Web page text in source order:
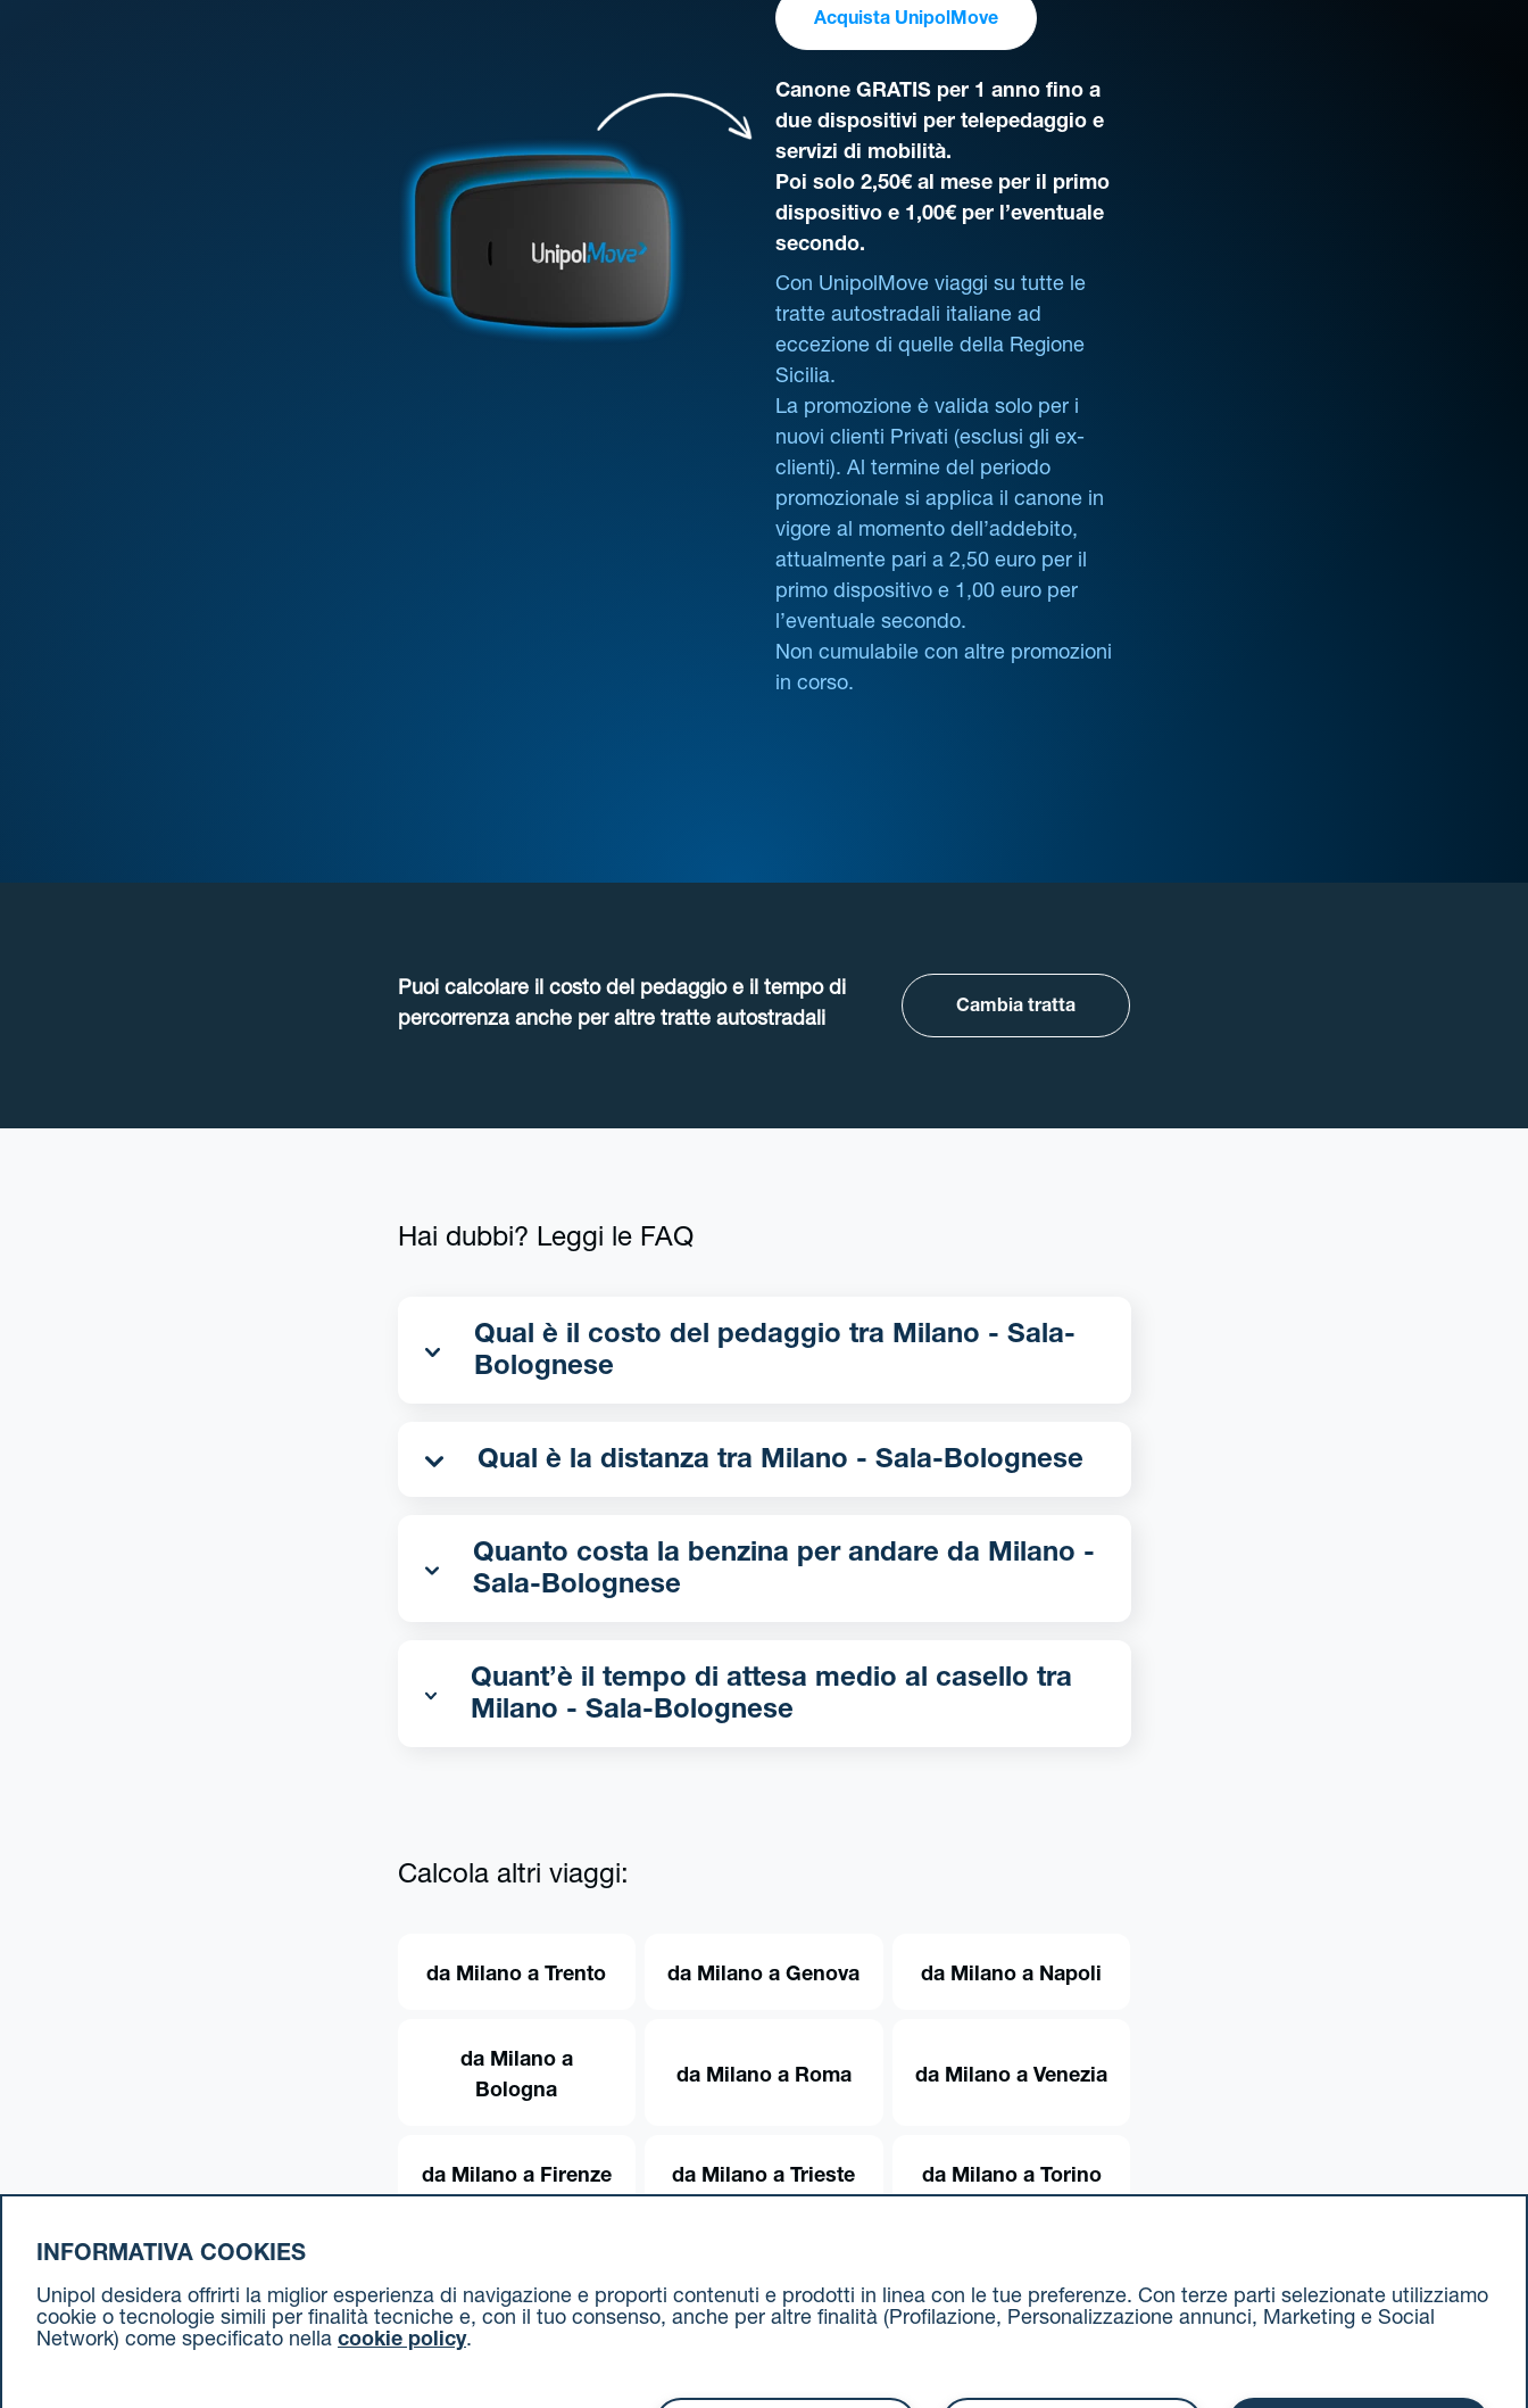
Acquista UnipolMove
Canone GRATIS per 1 anno fino a
due dispositivi per telepedaggio e
servizi di mobilità.
Poi solo 2,50€ al mese per il primo
dispositivo e 1,00€ per l’eventuale
secondo.
Con UnipolMove viaggi su tutte le
tratte autostradali italiane ad
eccezione di quelle della Regione
Sicilia.
La promozione è valida solo per i
nuovi clienti Privati (esclusi gli ex-
clienti). Al termine del periodo
promozionale si applica il canone in
vigore al momento dell’addebito,
attualmente pari a 2,50 euro per il
primo dispositivo e 1,00 euro per
l’eventuale secondo.
Non cumulabile con altre promozioni
in corso.
Puoi calcolare il costo del pedaggio e il tempo di
percorrenza anche per altre tratte autostradali
Cambia tratta
Hai dubbi? Leggi le FAQ
Qual è il costo del pedaggio tra Milano - Sala-
Bolognese
Qual è la distanza tra Milano - Sala-Bolognese
Quanto costa la benzina per andare da Milano -
Sala-Bolognese
Quant’è il tempo di attesa medio al casello tra
Milano - Sala-Bolognese
Calcola altri viaggi:
da Milano a Trento da Milano a Genova da Milano a Napoli
da Milano a
Bologna
da Milano a Roma da Milano a Venezia
da Milano a Firenze da Milano a Trieste da Milano a Torino
INFORMATIVA COOKIES
Unipol desidera offrirti la miglior esperienza di navigazione e proporti contenuti e prodotti in linea con le tue preferenze. Con terze parti selezionate utilizziamo
cookie o tecnologie simili per finalità tecniche e, con il tuo consenso, anche per altre finalità (Profilazione, Personalizzazione annunci, Marketing e Social
Network) come specificato nella cookie policy.